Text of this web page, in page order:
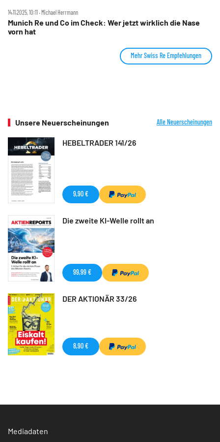
14.11.2025, 10:11 ‧ Michael Herrmann
Munich Re und Co im Check: Wer jetzt wirklich die Nase
vorn hat
Mehr Swiss Re Empfehlungen
Unsere Neuerscheinungen Alle Neuerscheinungen
HEBELTRADER 141/26
9,90 €
Die zweite KI-Welle rollt an
99,99 €
DER AKTIONÄR 33/26
8,90 €
Mediadaten